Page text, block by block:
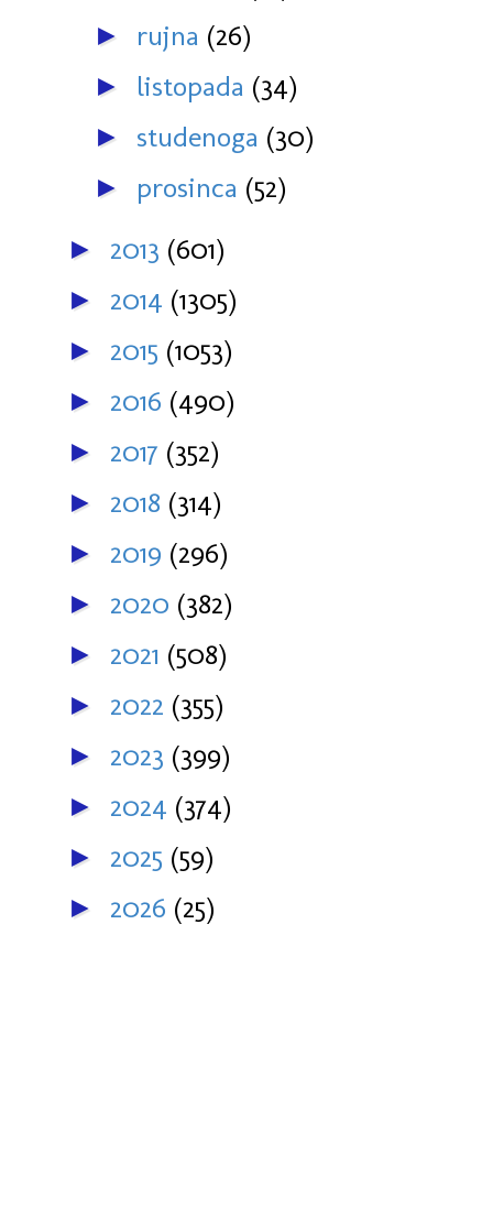
► rujna (26)
► listopada (34)
► studenoga (30)
► prosinca (52)
► 2013 (601)
► 2014 (1305)
► 2015 (1053)
► 2016 (490)
► 2017 (352)
► 2018 (314)
► 2019 (296)
► 2020 (382)
► 2021 (508)
► 2022 (355)
► 2023 (399)
► 2024 (374)
► 2025 (59)
► 2026 (25)